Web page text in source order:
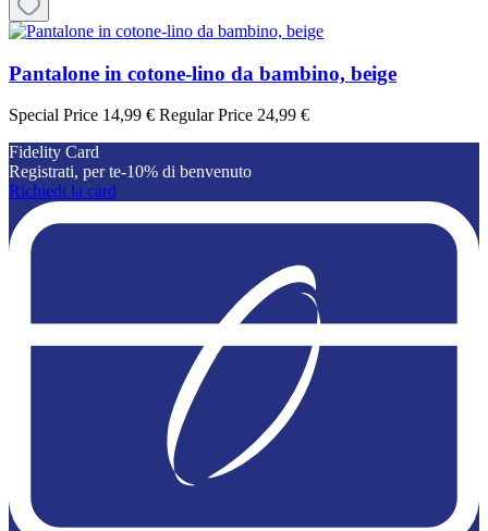
Pantalone in cotone-lino da bambino, beige
Special Price 14,99 € Regular Price 24,99 €
Fidelity Card
Registrati, per te-10% di benvenuto
Richiedi la card